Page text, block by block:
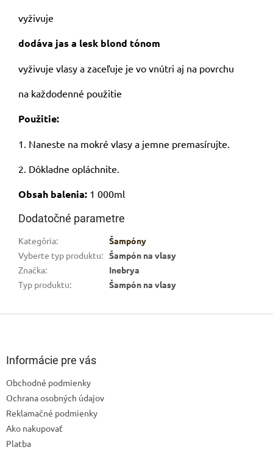
vyživuje
dodáva jas a lesk blond tónom
vyživuje vlasy a zaceľuje je vo vnútri aj na povrchu
na každodenné použitie
Použitie:
1. Naneste na mokré vlasy a jemne premasírujte.
2. Dôkladne opláchnite.
Obsah balenia: 1 000ml
Dodatočné parametre
Kategória:
Šampóny
Vyberte typ produktu: Šampón na vlasy
Značka:
Inebrya
Typ produktu: Šampón na vlasy
Informácie pre vás
Obchodné podmienky
Ochrana osobných údajov
Reklamačné podmienky
Ako nakupovať
Platba